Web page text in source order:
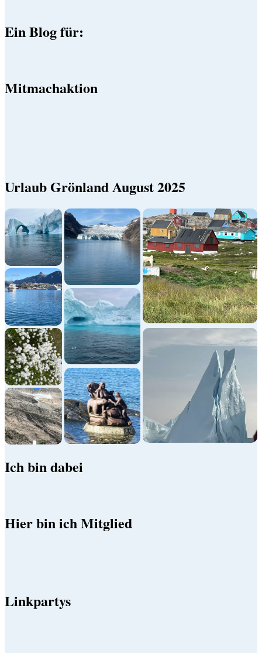
Ein Blog für:
Mitmachaktion
Urlaub Grönland August 2025
Ich bin dabei
Hier bin ich Mitglied
Linkpartys